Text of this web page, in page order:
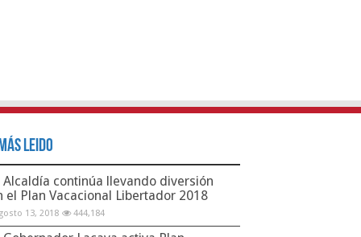
Leido
Alcaldía continúa llevando diversión
el Plan Vacacional Libertador 2018
13, 2018 444,184